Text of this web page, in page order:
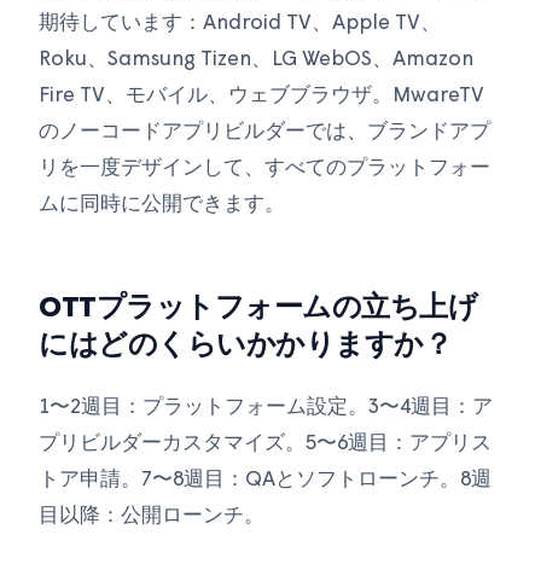
期待しています：Android TV、Apple TV、
Roku、Samsung Tizen、LG WebOS、Amazon
Fire TV、モバイル、ウェブブラウザ。MwareTV
のノーコードアプリビルダーでは、ブランドアプ
リを一度デザインして、すべてのプラットフォー
ムに同時に公開できます。
OTTプラットフォームの立ち上げ
にはどのくらいかかりますか？
1〜2週目：プラットフォーム設定。3〜4週目：ア
プリビルダーカスタマイズ。5〜6週目：アプリス
トア申請。7〜8週目：QAとソフトローンチ。8週
目以降：公開ローンチ。